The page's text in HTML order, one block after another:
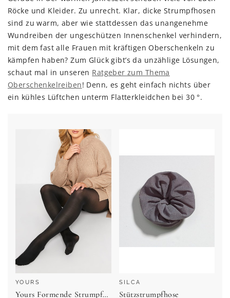
Röcke und Kleider. Zu unrecht. Klar, dicke Strumpfhosen
sind zu warm, aber wie stattdessen das unangenehme
Wundreiben der ungeschützen Innenschenkel verhindern,
mit dem fast alle Frauen mit kräftigen Oberschenkeln zu
kämpfen haben? Zum Glück gibt’s da unzählige Lösungen,
schaut mal in unseren Ratgeber zum Thema
Oberschenkelreiben! Denn, es geht einfach nichts über
ein kühles Lüftchen unterm Flatterkleidchen bei 30 °.
YOURS
Yours Formende Strumpfhosen 80 Den Schwarzsize 50-54
SILCA
Stützstrumpfhose